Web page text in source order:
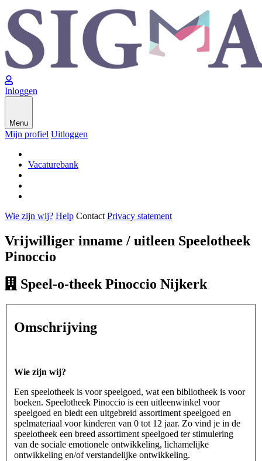
Inloggen
Menu
Mijn profiel Uitloggen
Vacaturebank
Wie zijn wij? Help Contact Privacy statement
Vrijwilliger inname / uitleen Speelotheek
Pinoccio
Speel-o-theek Pinoccio Nijkerk
Omschrijving
Wie zijn wij?
Een speelotheek is voor speelgoed, wat een bibliotheek is voor
boeken. Speelotheek Pinoccio is een uitleenwinkel voor
speelgoed en biedt een uitgebreid assortiment speelgoed en
spelmateriaal voor kinderen van 0 tot 12 jaar. Zo vind je in de
speelotheek een breed assortiment speelgoed ter stimulering
van de sociale emotionele ontwikkeling, lichamelijke
ontwikkeling en/of verstandelijke ontwikkeling.